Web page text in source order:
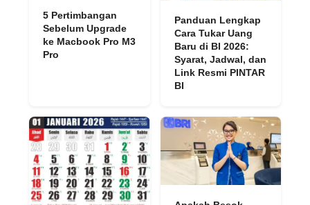
5 Pertimbangan
Sebelum Upgrade
ke Macbook Pro M3
Pro
Panduan Lengkap
Cara Tukar Uang
Baru di BI 2026:
Syarat, Jadwal, dan
Link Resmi PINTAR
BI